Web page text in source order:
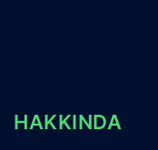
HAKKINDA